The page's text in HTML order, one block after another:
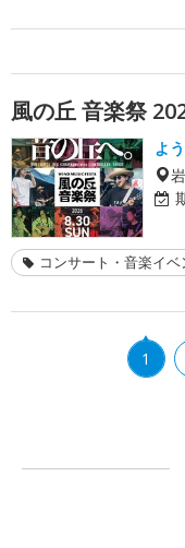
風の丘 音楽祭
よ
コンサート・音楽イベ
1